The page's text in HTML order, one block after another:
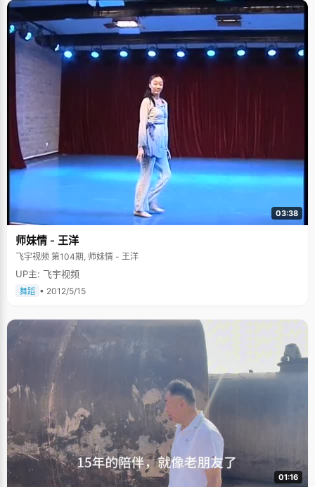
03:38
师妹情 - 王洋
飞宇视频 第104期, 师妹情 - 王洋
UP主: 飞宇视频
舞蹈 • 2012/5/15
01:16